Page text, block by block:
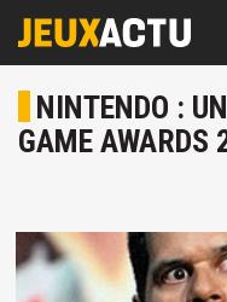
NINTENDO :
GAME AWARDS